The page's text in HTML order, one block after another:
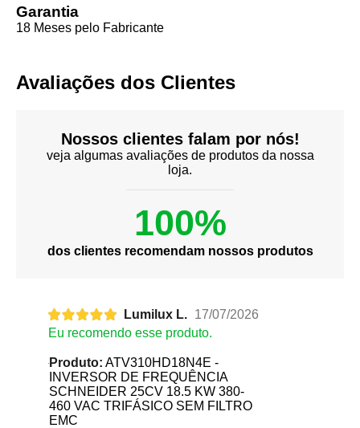
Garantia
18 Meses pelo Fabricante
Avaliações dos Clientes
Nossos clientes falam por nós!
veja algumas avaliações de produtos da nossa
loja.
100%
dos clientes recomendam nossos produtos
Lumilux L. 17/07/2026
Eu recomendo esse produto.
Produto: ATV310HD18N4E -
INVERSOR DE FREQUÊNCIA
SCHNEIDER 25CV 18.5 KW 380-
460 VAC TRIFÁSICO SEM FILTRO
EMC